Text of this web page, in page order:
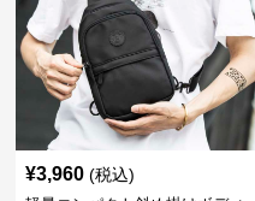
¥3,960 (税込)